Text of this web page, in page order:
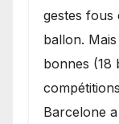
gestes fous
ballon.
bonnes (18
Barcelone